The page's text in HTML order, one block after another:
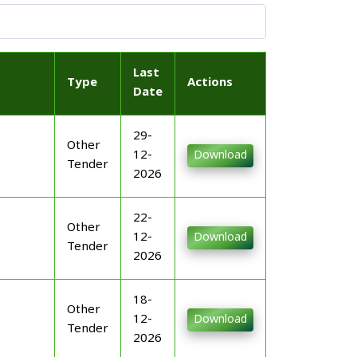
Type
Last
Date
Actions
Other
Tender
29-
12-
2026
Download
Other
Tender
22-
12-
2026
Download
Other
Tender
18-
12-
2026
Download